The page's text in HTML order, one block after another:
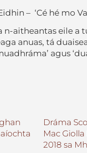
– ‘Cé hé mo
n-aitheantas eile a
anuas, tá
agus
Dráma
Mac
2018 sa